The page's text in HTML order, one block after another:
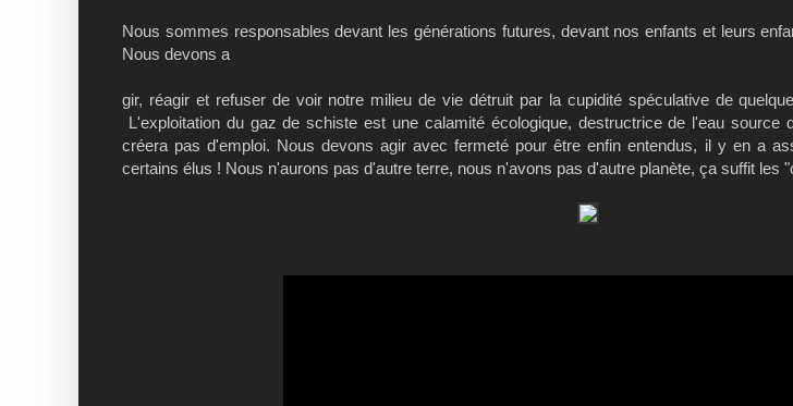
Nous sommes responsables devant les générations futures, devant nos enfants et leurs
Nous devons a
gir, réagir et refuser de voir notre milieu de vie détruit par la cupidité spéculative de
L'exploitation du gaz de schiste est une calamité écologique, destructrice de l'eau source
créera pas d'emploi. Nous devons agir avec fermeté pour être enfin entendus, il y en a
certains élus ! Nous n'aurons pas d'autre terre, nous n'avons pas d'autre planète, ça suffit les